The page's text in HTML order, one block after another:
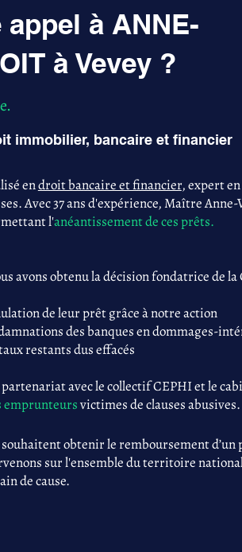
à ANNE-
à Vevey ?
immobilier, bancaire et financier
endroit bancaire et financier, expert en
Avec 37 ans d'expérience, Maître Anne-
l'anéantissement de ces prêts.
avons obtenu la décision fondatrice de la
de leur prêt grâce à notre action
des banques en dommages-
restants dus effacés
partenariat avec le collectif CEPHI et le
emprunteursvictimes de clauses abusives.
obtenir le remboursement d’un
sur l'ensemble du territoire
de cause.